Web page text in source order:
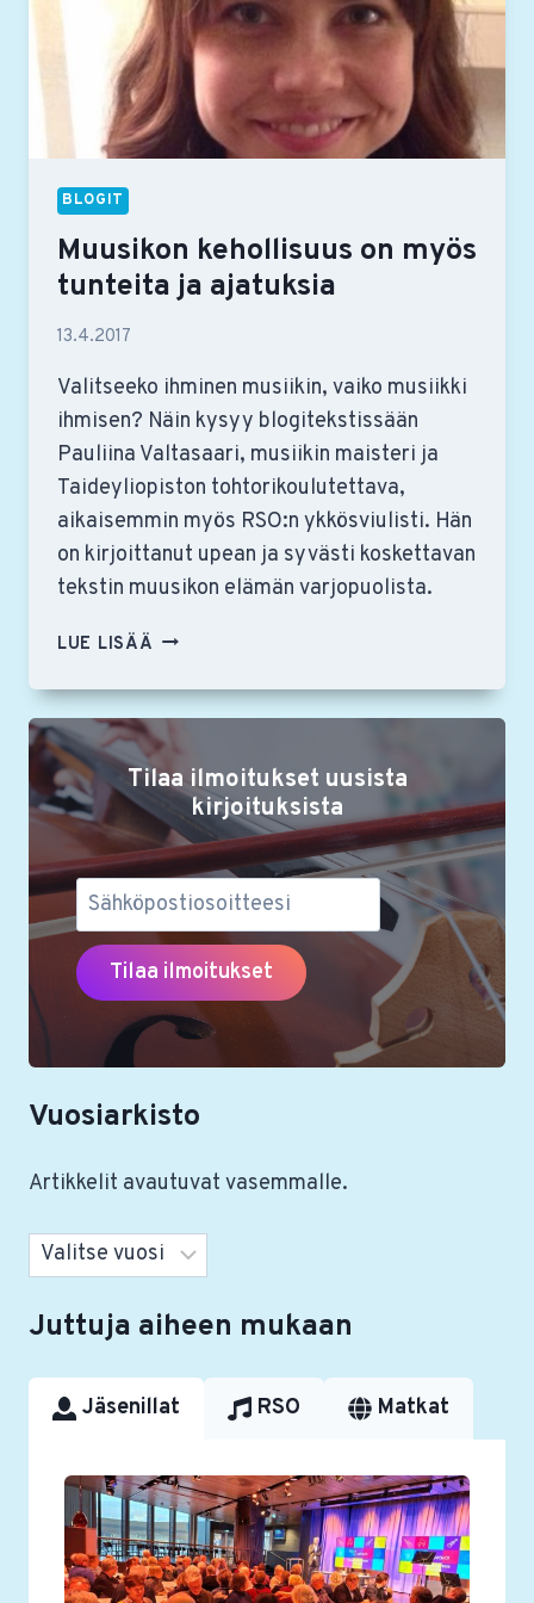
BLOGIT
Muusikon kehollisuus on myös
tunteita ja ajatuksia
13.4.2017
Valitseeko ihminen musiikin, vaiko musiikki
ihmisen? Näin kysyy blogitekstissään
Pauliina Valtasaari, musiikin maisteri ja
Taideyliopiston tohtorikoulutettava,
aikaisemmin myös RSO:n ykkösviulisti. Hän
on kirjoittanut upean ja syvästi koskettavan
tekstin muusikon elämän varjopuolista.
LUE LISÄÄ MUUSIKON
ON
MYÖS
TUNTEITA
JA
AJATUKSIA
Tilaa ilmoitukset uusista
kirjoituksista
Vuosiarkisto
Artikkelit avautuvat vasemmalle.
Arkistot
Juttuja aiheen mukaan
Jäsenillat RSO Matkat